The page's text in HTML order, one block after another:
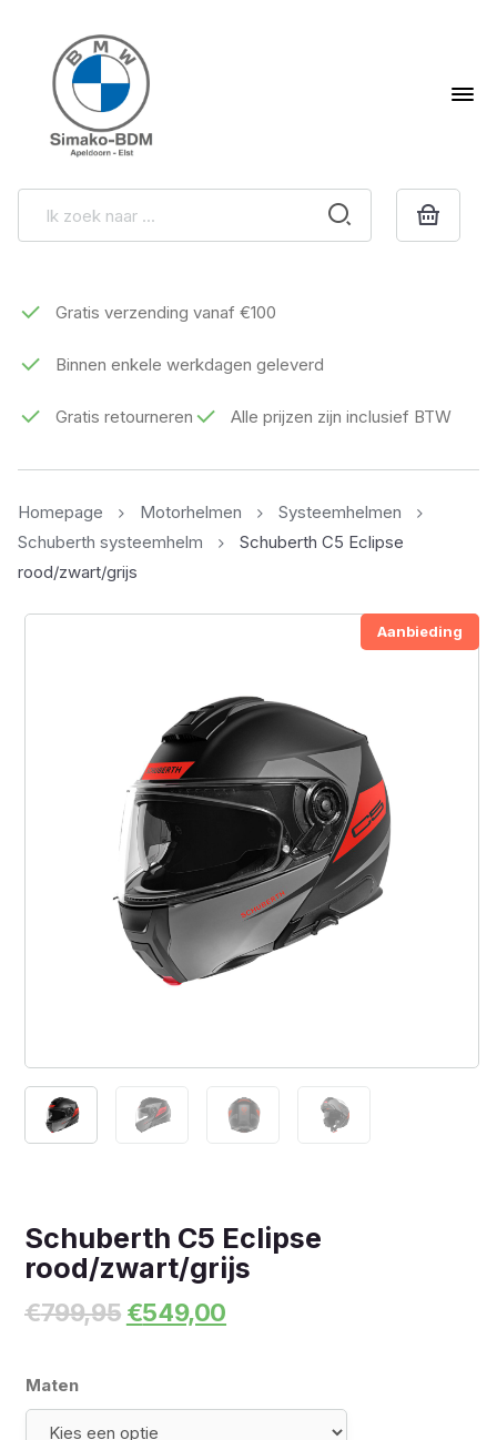
Gratis verzending vanaf €100
Binnen enkele werkdagen geleverd
Gratis retourneren Alle prijzen zijn inclusief BTW
Homepage Motorhelmen
Systeemhelmen
Schuberth systeemhelm
Schuberth C5 Eclipse
rood/zwart/grijs
Aanbieding
Schuberth C5 Eclipse
rood/zwart/grijs
€799,95 Oorspronkelijke
prijs
€549,00
prijs
Maten